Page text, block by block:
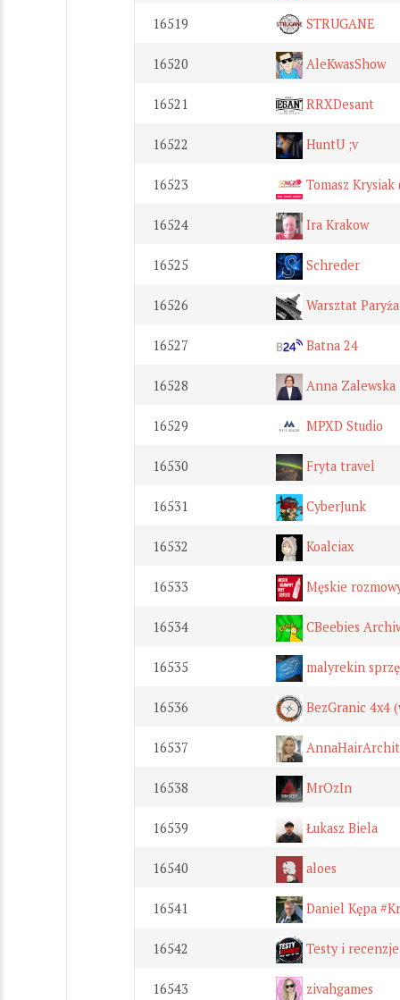
16519 STRUGANE
16520 AleKwasShow
16521 RRXDesant
16522 HuntU ;v
16523 Tomasz Krysiak
16524 Ira Krakow
16525 Schreder
16526 Warsztat Paryża
16527 Batna 24
16528 Anna Zalewska
16529 MPXD Studio
16530 Fryta travel
16531 CyberJunk
16532 Koalciax
16533 Męskie
16534 CBeebies
16535 malyrekin
16536 BezGranic 4x4
16537
16538 MrOzIn
16539 Łukasz Biela
16540 aloes
16541 Daniel Kępa
16542 Testy i recenzje
16543 zivahgames